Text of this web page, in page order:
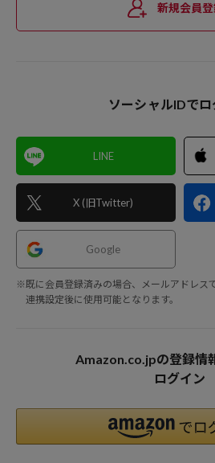
新規会員
ソーシャルIDでロ
LINE
X (旧Twitter)
Google
※既に会員登録済みの場合、メールアドレス
連携設定後に使用可能となります。
Amazon.co.jpの登録情
ログイン